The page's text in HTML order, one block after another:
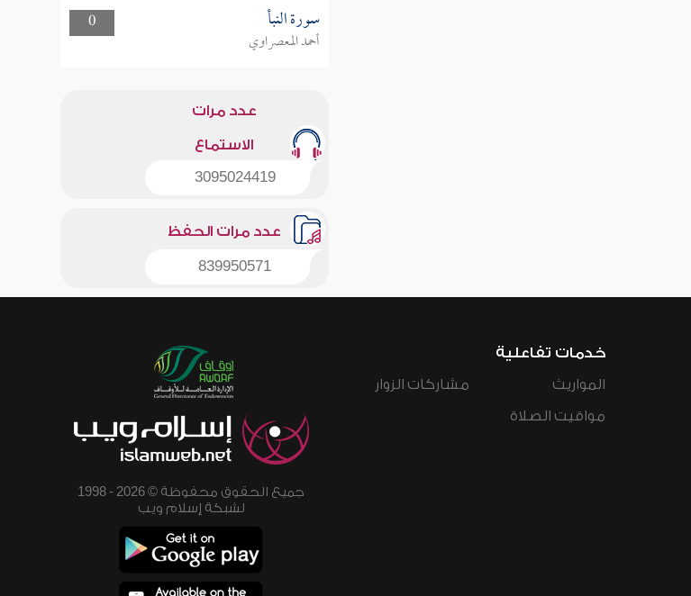
0
سورة النبأ
أحمد المعصراوي
عدد مرات
الاستماع
3095024419
عدد مرات الحفظ
839950571
خدمات تفاعلية
المواريث
مواقيت الصلاة
مشاركات الزوار
جميع الحقوق محفوظة © 2026 - 1998
لشبكة إسلام ويب